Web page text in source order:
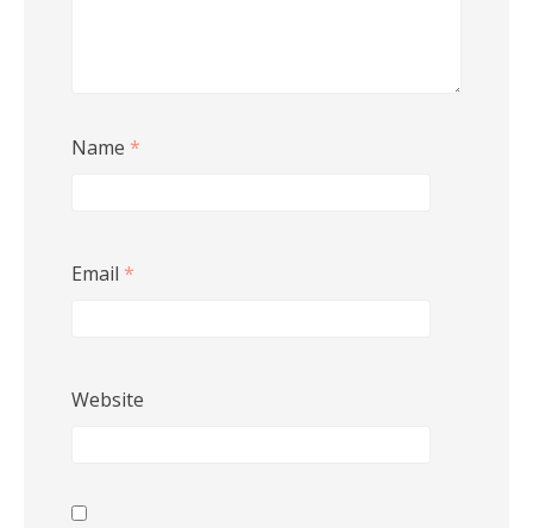
Name *
Email *
Website